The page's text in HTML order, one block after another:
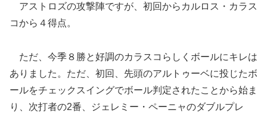
アストロズの攻撃陣ですが、初回からカルロス・カラス
コから４得点。
ただ、今季８勝と好調のカラスコらしくボールにキレは
ありました。ただ、初回、先頭のアルトゥーベに投じたボ
ールをチェックスイングでボール判定されたことから始ま
り、次打者の2番、ジェレミー・ペーニャのダブルプレ